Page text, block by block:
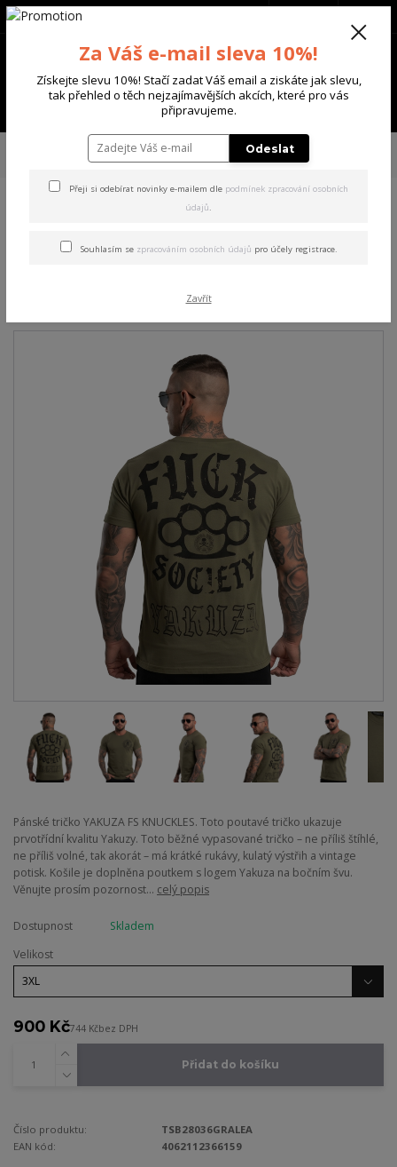
Menu
+420 702 136 620
TRIKA & TÍLKA
Yakuza pánské tričko FS Knuckles
Regular T-Shirt grape/leaf 3XL
Knuckles Regular T-Shirt
Pánské tričko YAKUZA FS KNUCKLES. Toto poutavé tričko ukazuje
prvotřídní kvalitu Yakuzy. Toto běžné vypasované tričko – ne příliš štíhlé,
ne příliš volné, tak akorát – má krátké rukávy, kulatý výstřih a vintage
potisk. Košile je doplněna poutkem s logem Yakuza na bočním švu.
Věnujte prosím pozornost... celý popis
Dostupnost
Skladem
Velikost
900 Kč744 Kčbez DPH
Přidat do košíku
Číslo produktu:
TSB28036GRALEA
EAN kód:
4062112366159
Za Váš e-mail sleva 10%!
Získejte slevu 10%! Stačí zadat Váš email a ziskáte jak slevu,
tak přehled o těch nejzajímavějších akcích, které pro vás
připravujeme.
Odeslat
Přeji si odebírat novinky e-mailem dle podmínek zpracování osobních
údajů.
Souhlasím se zpracováním osobních údajů pro účely registrace.
Zavřít